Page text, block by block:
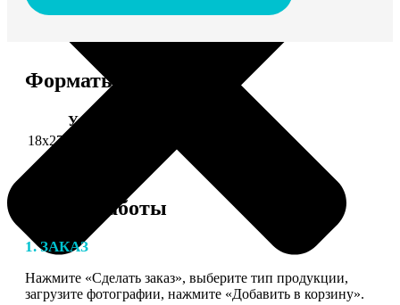
Форматы и цены
Услуга
18х27 см 126 частей
Этапы работы
1. ЗАКАЗ
Нажмите «Сделать заказ», выберите тип продукции,
загрузите фотографии, нажмите «Добавить в корзину».